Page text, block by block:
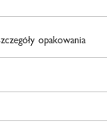
opakowania